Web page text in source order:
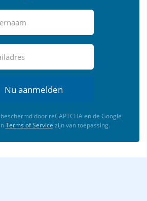
Nu aanmelden
door reCAPTCHA en de Google
Terms of Service zijn van toepassing.